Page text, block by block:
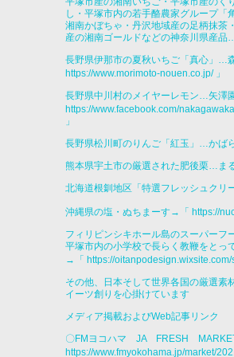
し・平塚市内の若手酪農家グループ「
湘南かぼちゃ・丹沢地域産の足柄抹茶
産の湘南ゴールドなどの神奈川県産品
長野県伊那市の夏秋いちご「真心」…
https://www.morimoto-nouen.co.jp/」
長野県中川村のメイヤーレモン…矢澤
https://www.facebook.com/
」
長野県松川町のりんご「紅玉」…かば
熊本県宇土市の厳選された肥後栗…ま
北海道根釧地区「特選フレッシュクリ
沖縄県の塩・ぬちまーす→「 https://
フィリピンシキホール島のスーパーフ
平塚市内の小学校で長らく教鞭をとっ
→「 https://
その他、日本そして世界各国の厳選素
イーツ創りを心掛けています
メディア掲載およびWeb記事リンク
〇FMヨコハマ JA FRESH
https://www.fmyokohama.jp/market/